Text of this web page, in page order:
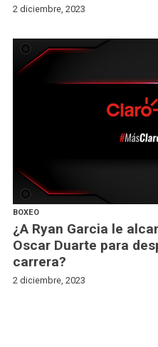
2 diciembre, 2023
BOXEO
¿A Ryan Garcia le
Oscar Duarte para
carrera?
2 diciembre, 2023